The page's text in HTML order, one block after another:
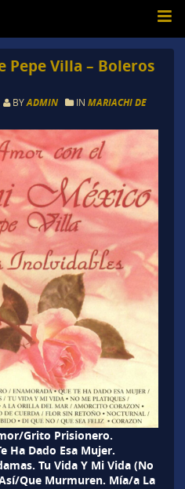
Pepe Villa – Boleros
BYADMIN IN MARIACHI DE
Grito Prisionero.
Ha Dado Esa Mujer.
Tu Vida Y Mi Vida (No
Que Murmuren. Mía/a La